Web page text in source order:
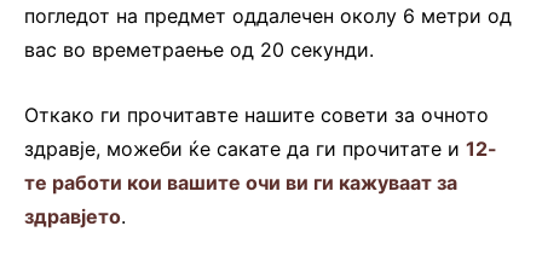
погледот на предмет оддалечен околу 6 метри од
вас во времетраење од 20 секунди.
Откако ги прочитавте нашите совети за очното
здравје, можеби ќе сакате да ги прочитате и 12-
те работи кои вашите очи ви ги кажуваат за
здравјето.